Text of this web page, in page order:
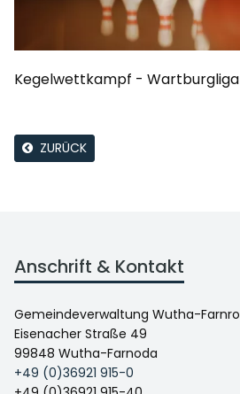
Kegelwettkampf - Wartburgliga
ZURÜCK
Anschrift & Kontakt
Gemeindeverwaltung Wutha-
Eisenacher Straße 49
99848 Wutha-Farnoda
+49 (0)36921 915-0